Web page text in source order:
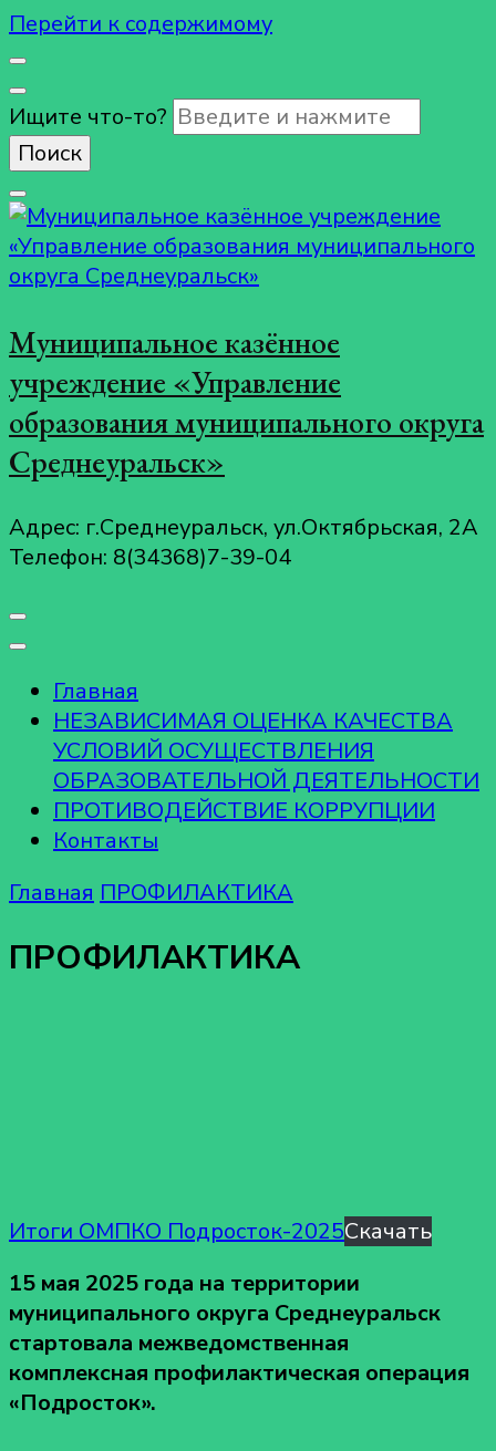
Перейти к содержимому
Ищите что-то?
Муниципальное казённое
учреждение «Управление
образования муниципального округа
Среднеуральск»
Адрес: г.Среднеуральск, ул.Октябрьская, 2А
Телефон: 8(34368)7-39-04
Главная
НЕЗАВИСИМАЯ ОЦЕНКА КАЧЕСТВА
УСЛОВИЙ ОСУЩЕСТВЛЕНИЯ
ОБРАЗОВАТЕЛЬНОЙ ДЕЯТЕЛЬНОСТИ
ПРОТИВОДЕЙСТВИЕ КОРРУПЦИИ
Контакты
Главная ПРОФИЛАКТИКА
ПРОФИЛАКТИКА
Итоги ОМПКО Подросток-2025Скачать
15 мая 2025 года на территории
муниципального округа Среднеуральск
стартовала межведомственная
комплексная профилактическая операция
«Подросток».